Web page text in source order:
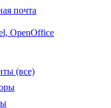
почта
OpenOffice
(все)